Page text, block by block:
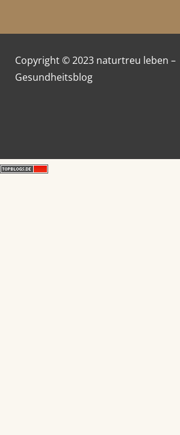
o
k
r
a
e
s
Copyright © 2023 naturtreu leben –
Gesundheitsblog